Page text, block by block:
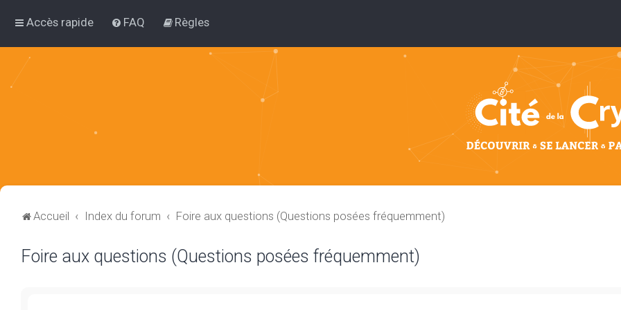
Accès rapide FAQ Règles
Accueil Index du forum Foire aux questions (Questions posées fréquemment)
Foire aux questions (Questions posées fréquemment)